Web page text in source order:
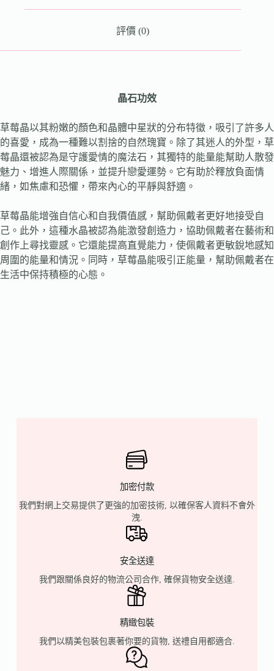
評價 (0)
晶石功效
草莓晶以其粉嫩的顏色和晶體中星狀的分布特徵，吸引了許多人
的喜愛，成為一種難以割捨的自然瑰寶。除了其迷人的外型，草
莓晶還被認為是守護愛情的魔法石，其獨特的能量能幫助人散發
魅力、增進人際關係，並提升戀愛運勢。它有助於釋放負面情
緒，如焦慮和恐懼，帶來內心的平靜與舒適。
草莓晶能增強自信心和自我價值感，幫助佩戴者更好地接受自
己。此外，這種水晶被認為能激發創造力，協助佩戴者在藝術和
創作上尋找靈感。它還能提高直覺能力，使佩戴者更敏銳地感知
周圍的能量和情況。同時，草莓晶能吸引正能量，幫助佩戴者在
生活中保持積極的心態。
加密付款
我們對網上交易提供了更強的加密技術, 以確保客人資料不會外
洩.
安全送達
我們跟關係良好的物流公司合作, 確保貨物安全送達.
精緻包裝
我們以精美包裝包裹著你要的貨物, 送禮自用都適合.